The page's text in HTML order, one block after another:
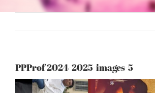
PPProf 2024-2025-images-5